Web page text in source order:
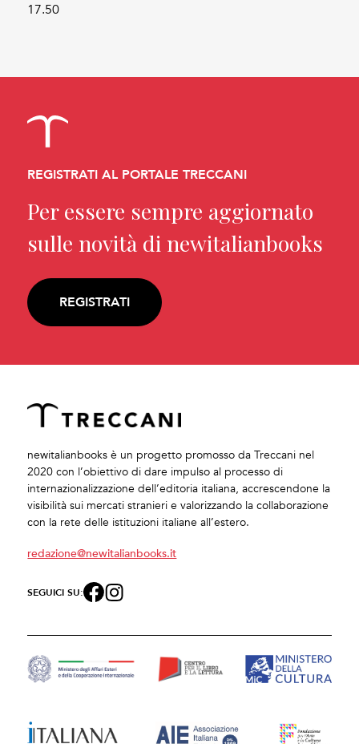
17.50
REGISTRATI AL PORTALE TRECCANI
Per essere sempre aggiornato
sulle novità di newitalianbooks
REGISTRATI
newitalianbooks è un progetto promosso da Treccani nel
2020 con l’obiettivo di dare impulso al processo di
internazionalizzazione dell’editoria italiana, accrescendone la
visibilità sui mercati stranieri e valorizzando la collaborazione
con la rete delle istituzioni italiane all’estero.
redazione@newitalianbooks.it
SEGUICI SU: